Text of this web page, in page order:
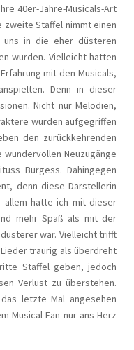
40er-Jahre-Musicals-Art
zweite Staffel nimmt einen
in die eher düsteren
wurden. Vielleicht hatten
mit den Musicals,
Denn in dieser
Nicht nur Melodien,
wurden aufgegriffen
den zurückkehrenden
Neuzugänge
Burgess. Dahingegen
denn diese Darstellerin
allem hatte ich mit dieser
mehr Spaß als mit der
war. Vielleicht trifft
traurig als überdreht
Staffel geben, jedoch
Verlust zu überstehen.
letzte Mal angesehen
Musical-Fan nur ans Herz